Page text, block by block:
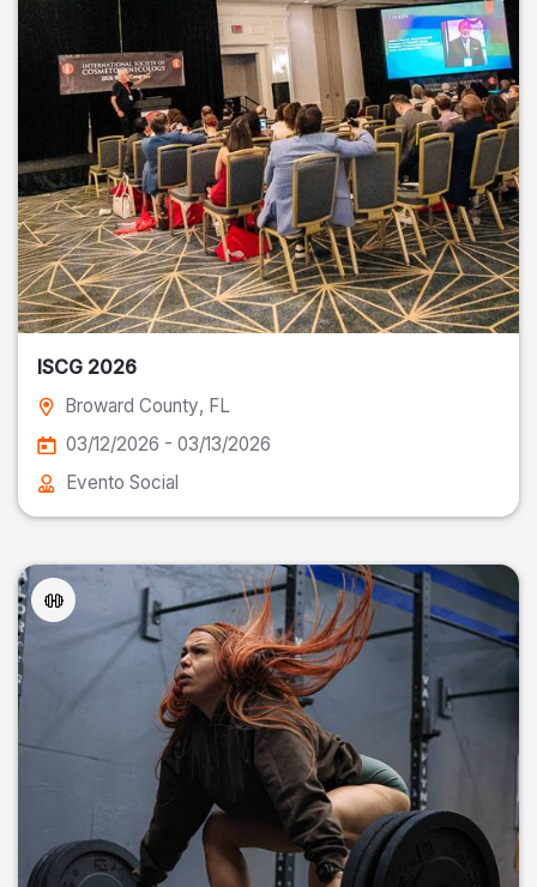
ISCG 2026
Broward County, FL
03/12/2026 - 03/13/2026
Evento Social